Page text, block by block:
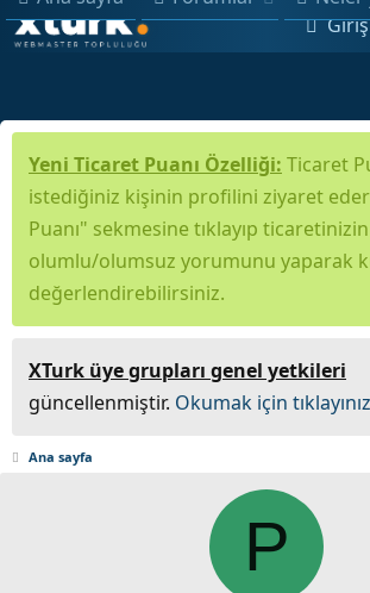
Yeni Ticaret Puanı Özelliği: Ticaret
istediğiniz kişinin profilini ziyaret
Puanı" sekmesine tıklayıp ticaretinizin
olumlu/olumsuz yorumunu yaparak
değerlendirebilirsiniz.
XTurk üye grupları genel yetkileri
güncellenmiştir. Okumak için
Ana sayfa
P